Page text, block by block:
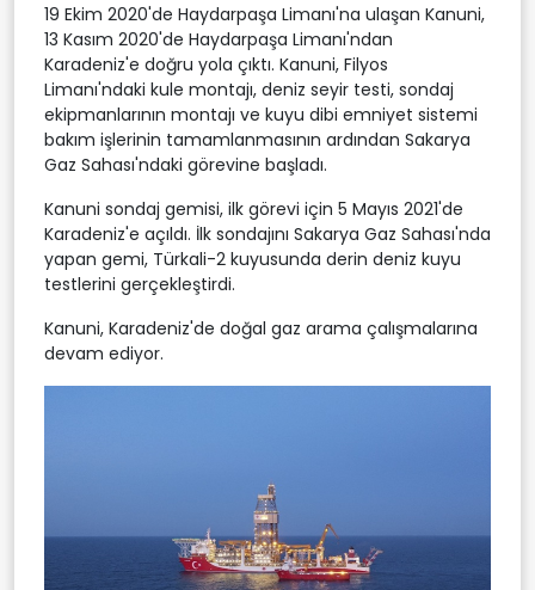
19 Ekim 2020'de Haydarpaşa Limanı'na ulaşan Kanuni,
13 Kasım 2020'de Haydarpaşa Limanı'ndan
Karadeniz'e doğru yola çıktı. Kanuni, Filyos
Limanı'ndaki kule montajı, deniz seyir testi, sondaj
ekipmanlarının montajı ve kuyu dibi emniyet sistemi
bakım işlerinin tamamlanmasının ardından Sakarya
Gaz Sahası'ndaki görevine başladı.
Kanuni sondaj gemisi, ilk görevi için 5 Mayıs 2021'de
Karadeniz'e açıldı. İlk sondajını Sakarya Gaz Sahası'nda
yapan gemi, Türkali-2 kuyusunda derin deniz kuyu
testlerini gerçekleştirdi.
Kanuni, Karadeniz'de doğal gaz arama çalışmalarına
devam ediyor.